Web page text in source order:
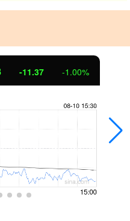
-11.37 -1.00%